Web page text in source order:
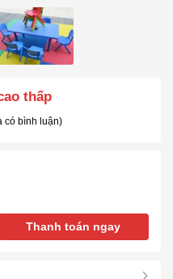
thấp
có bình luận)
Thanh toán ngay